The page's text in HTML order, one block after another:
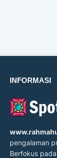
INFORMASI
pengalaman
Berfokus